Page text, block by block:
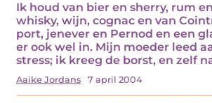
Ik houd van bier en sherry, rum
whisky, wijn, cognac en van
port, jenever en Pernod en een
er ook wel in. Mijn moeder leed
stress; ik kreeg de borst, en zelf
Aaike Jordans 7 april 2004